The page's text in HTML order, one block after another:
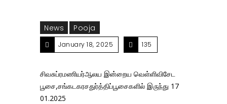
News Pooja
January 18, 2025 135
சிவசுப்ரமணியர்ஆலய இன்றைய வெள்ளிவிசேட
பூசை,சங்கடகரசதுர்த்திப்பூசைகளில் இருந்து 17
01.2025